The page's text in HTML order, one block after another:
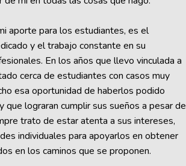
aporte para los estudiantes, es el
y el trabajo constante en su
En los años que llevo vinculada a
cerca de estudiantes con casos muy
esa oportunidad de haberlos podido
que lograran cumplir sus sueños a pesar de
trato de estar atenta a sus intereses,
individuales para apoyarlos en obtener
en los caminos que se proponen.